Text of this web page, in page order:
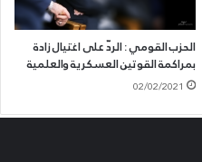
الحزب القومي : الردّ على اغتيال زادة
بمراكمة القوتين العسكرية والعلمية
02/02/2021